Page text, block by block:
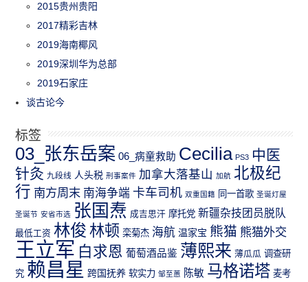
2015贵州贵阳
2017精彩吉林
2019海南椰风
2019深圳华为总部
2019石家庄
谈古论今
标签
03_张东岳案 06_病童救助 Cecilia PS3 中医
针灸 九段线 人头税 刑事案件 加拿大落基山 加航 北极纪
行 南方周末 南海争端 卡车司机 双重国籍 同一首歌 圣诞灯屋
圣诞节 安省市选 张国焘 成吉思汗 摩托党 新疆杂技团员脱队
最低工资 林俊 林顿 栾菊杰 海航 温家宝 熊猫 熊猫外交
王立军 白求恩 葡萄酒品鉴 薄熙来 薄瓜瓜 调查研
究 赖昌星 跨国抚养 软实力 邹至蕙 陈敏 马格诺塔 麦考